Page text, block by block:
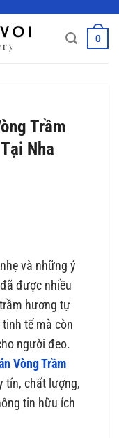
0
Trầm
Nha
và những ý
được nhiều
hương tự
tế mà còn
người đeo.
Vòng Trầm
tín, chất lượng,
tin hữu ích